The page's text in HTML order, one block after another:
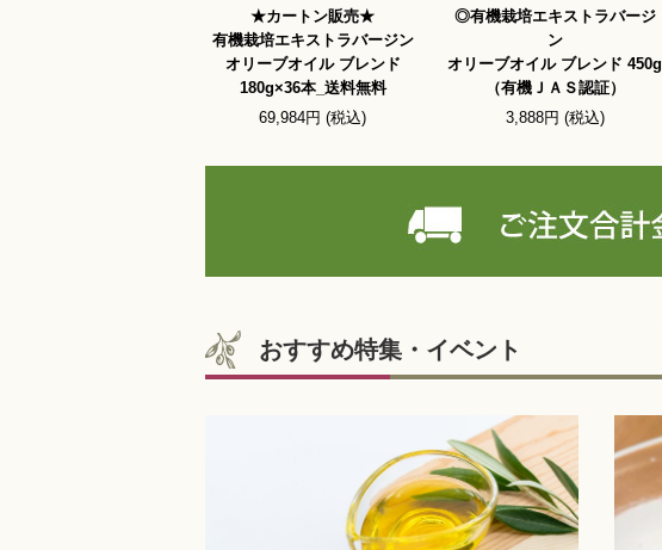
★カートン販売★
有機栽培エキストラバージン
オリーブオイル ブレンド
180g×36本_送料無料
69,984円 (税込)
◎有機栽培エキストラバージ
ン
オリーブオイル ブレンド 450g
（有機ＪＡＳ認証）
3,888円 (税込)